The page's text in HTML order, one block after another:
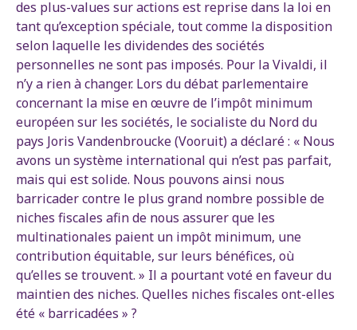
des plus-values sur actions est reprise dans la loi en
tant qu’exception spéciale, tout comme la disposition
selon laquelle les dividendes des sociétés
personnelles ne sont pas imposés. Pour la Vivaldi, il
n’y a rien à changer. Lors du débat parlementaire
concernant la mise en œuvre de l’impôt minimum
européen sur les sociétés, le socialiste du Nord du
pays Joris Vandenbroucke (Vooruit) a déclaré : « Nous
avons un système international qui n’est pas parfait,
mais qui est solide. Nous pouvons ainsi nous
barricader contre le plus grand nombre possible de
niches fiscales afin de nous assurer que les
multinationales paient un impôt minimum, une
contribution équitable, sur leurs bénéfices, où
qu’elles se trouvent. » Il a pourtant voté en faveur du
maintien des niches. Quelles niches fiscales ont-elles
été « barricadées » ?